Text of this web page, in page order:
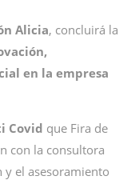
Alicia, concluirá la
en la empresa
Covid que Fira de
con la consultora
y el asesoramiento